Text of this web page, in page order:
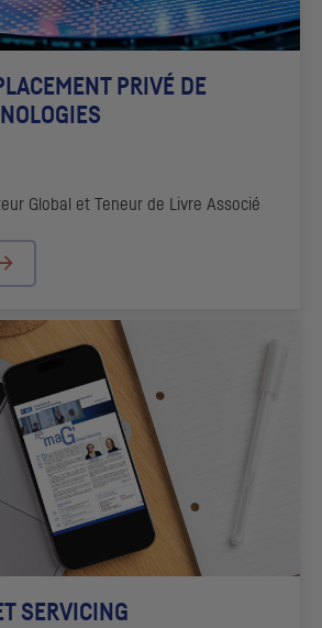
PRIVÉ DE
Global et Teneur de Livre Associé
SERVICING